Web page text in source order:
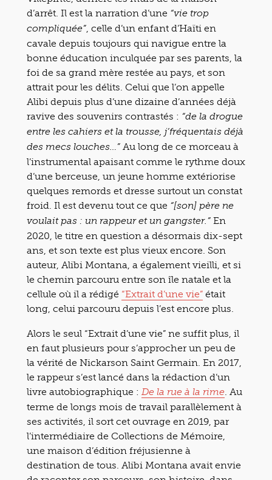
d’arrêt. Il est la narration d’une “vie trop
compliquée” , celle d’un enfant d’Haïti en
cavale depuis toujours qui navigue entre la
bonne éducation inculquée par ses parents, la
foi de sa grand mère restée au pays, et son
attrait pour les délits. Celui que l’on appelle
Alibi depuis plus d’une dizaine d’années déjà
ravive des souvenirs contrastés : “de la drogue
entre les cahiers et la trousse, j’fréquentais déjà
des mecs louches…” Au long de ce morceau à
l’instrumental apaisant comme le rythme doux
d’une berceuse, un jeune homme extériorise
quelques remords et dresse surtout un constat
froid. Il est devenu tout ce que “[son] père ne
voulait pas : un rappeur et un gangster.” En
2020, le titre en question a désormais dix-sept
ans, et son texte est plus vieux encore. Son
auteur, Alibi Montana, a également vieilli, et si
le chemin parcouru entre son île natale et la
cellule où il a rédigé “Extrait d’une vie” était
long, celui parcouru depuis l’est encore plus.
Alors le seul “Extrait d’une vie” ne suffit plus, il
en faut plusieurs pour s’approcher un peu de
la vérité de Nickarson Saint Germain. En 2017,
le rappeur s’est lancé dans la rédaction d’un
livre autobiographique : De la rue à la rime
. Au
terme de longs mois de travail parallèlement à
ses activités, il sort cet ouvrage en 2019, par
l’intermédiaire de Collections de Mémoire,
une maison d’édition fréjusienne à
destination de tous. Alibi Montana avait envie